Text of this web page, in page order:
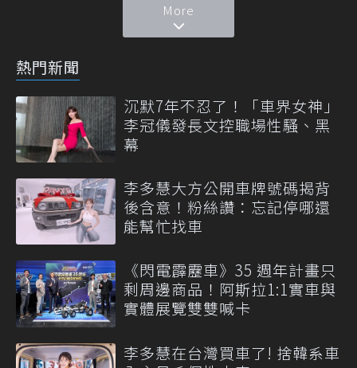
More
熱門新聞
沉默7年不忍了！「車界女神」
李冠儀發長文控職場性騷、黑
幕
李多慧大方公開車牌號碼揭背
後含意！粉絲讚：忘記停哪還
能幫忙找車
《閃電霹靂車》35 週年計畫只
剩周邊商品！阿斯拉1:1實車與
實體展覽雙雙喊卡
李多慧在台灣買車了! 捨韓系車